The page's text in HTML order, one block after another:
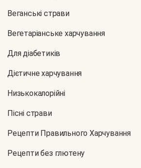
Веганські страви
Вегетаріанське харчування
Для діабетиків
Дієтичне харчування
Низькокалорійні
Пісні страви
Рецепти Правильного Харчування
Рецепти без глютену